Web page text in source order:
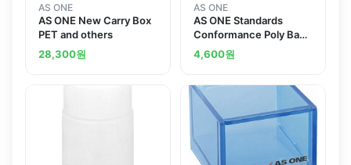
AS ONE
AS ONE New Carry Box
PET and others
28,300원
AS ONE
AS ONE Standards
Conformance Poly Bag
70 x 100mm 100
Piecesand others
4,600원